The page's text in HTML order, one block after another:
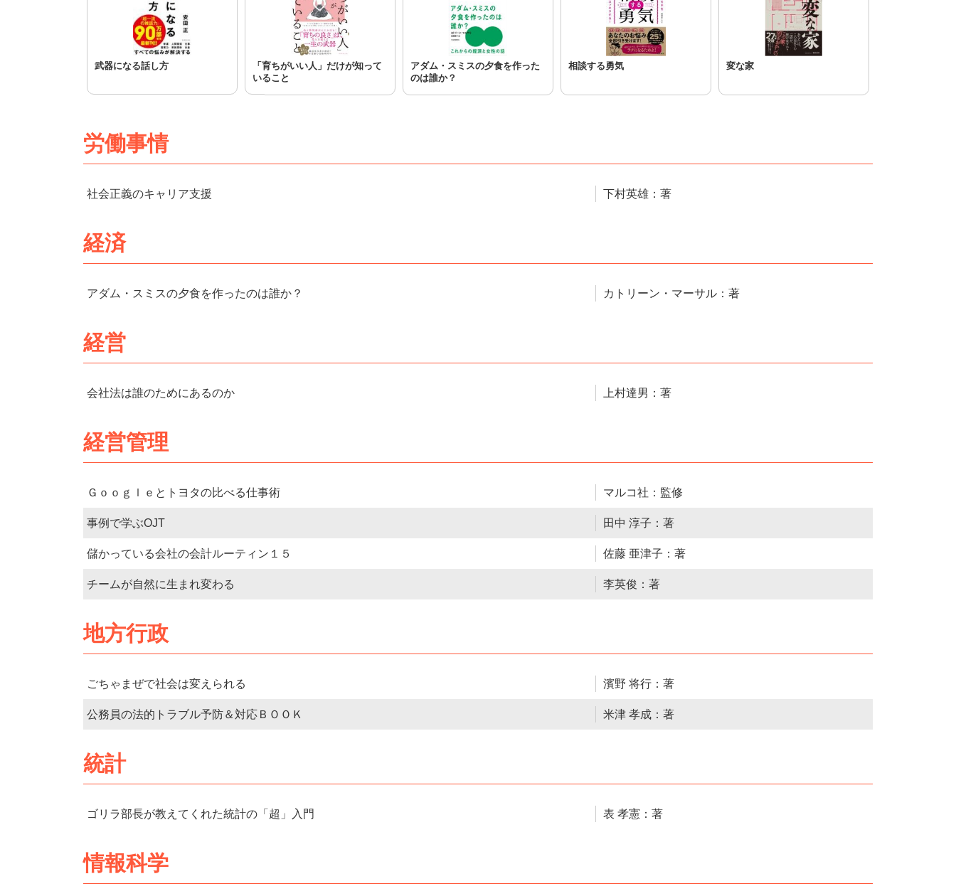
武器になる話し方
「育ちがいい人」だけが知って
いること
アダム・スミスの夕食を作った
のは誰か？
相談する勇気 変な家
労働事情
社会正義のキャリア支援 下村英雄：著
経済
アダム・スミスの夕食を作ったのは誰か？ カトリーン・マーサル：著
経営
会社法は誰のためにあるのか 上村達男：著
経営管理
Ｇｏｏｇｌｅとトヨタの比べる仕事術 マルコ社：監修
事例で学ぶOJT 田中 淳子：著
儲かっている会社の会計ルーティン１５ 佐藤 亜津子：著
チームが自然に生まれ変わる 李英俊：著
地方行政
ごちゃまぜで社会は変えられる 濱野 将行：著
公務員の法的トラブル予防＆対応ＢＯＯＫ 米津 孝成：著
統計
ゴリラ部長が教えてくれた統計の「超」入門 表 孝憲：著
情報科学